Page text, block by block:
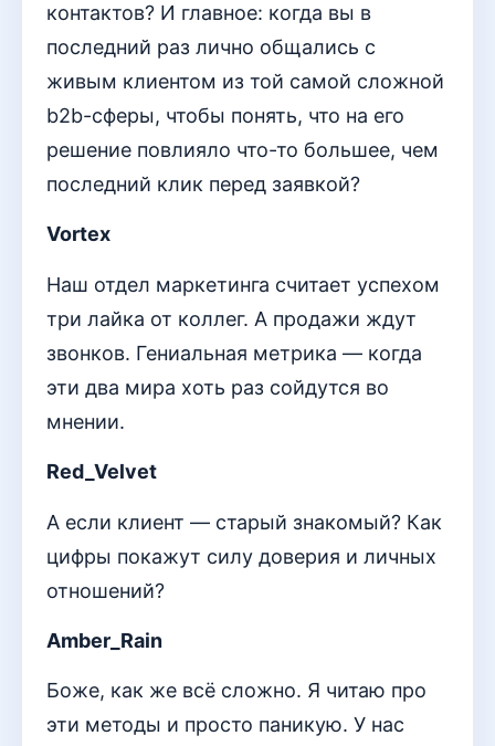
контактов? И главное: когда вы в
последний раз лично общались с
живым клиентом из той самой сложной
b2b-сферы, чтобы понять, что на его
решение повлияло что-то большее, чем
последний клик перед заявкой?
Vortex
Наш отдел маркетинга считает успехом
три лайка от коллег. А продажи ждут
звонков. Гениальная метрика — когда
эти два мира хоть раз сойдутся во
мнении.
Red_Velvet
А если клиент — старый знакомый? Как
цифры покажут силу доверия и личных
отношений?
Amber_Rain
Боже, как же всё сложно. Я читаю про
эти методы и просто паникую. У нас